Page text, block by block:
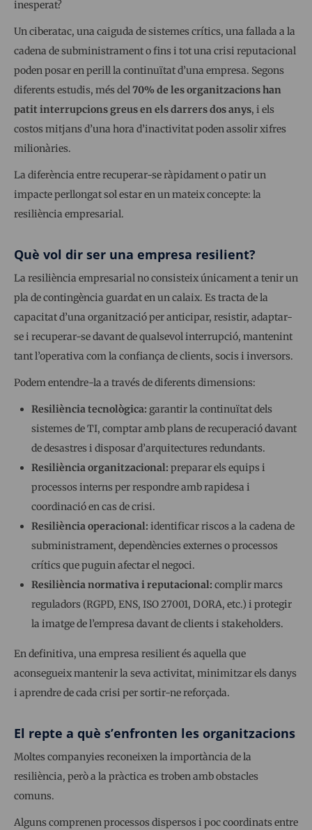
inesperat?
Un ciberatac, una caiguda de sistemes crítics, una fallada a la
cadena de subministrament o fins i tot una crisi reputacional
poden posar en perill la continuïtat d’una empresa. Segons
diferents estudis, més del70% de les organitzacions han
patit interrupcions greus en els darrers dos anys, i els
costos mitjans d’una hora d’inactivitat poden assolir xifres
milionàries.
La diferència entre recuperar-se ràpidament o patir un
impacte perllongat sol estar en un mateix concepte: la
resiliència empresarial.
Què vol dir ser una empresa resilient?
La resiliència empresarial no consisteix únicament a tenir un
pla de contingència guardat en un calaix. Es tracta de la
capacitat d’una organització per anticipar, resistir, adaptar-
se i recuperar-se davant de qualsevol interrupció, mantenint
tant l’operativa com la confiança de clients, socis i inversors.
Podem entendre-la a través de diferents dimensions:
Resiliència tecnològica: garantir la continuïtat dels
sistemes de TI, comptar amb plans de recuperació davant
de desastres i disposar d’arquitectures redundants.
Resiliència organitzacional: preparar els equips i
processos interns per respondre amb rapidesa i
coordinació en cas de crisi.
Resiliència operacional: identificar riscos a la cadena de
subministrament, dependències externes o processos
crítics que puguin afectar el negoci.
Resiliència normativa i reputacional: complir marcs
reguladors (RGPD, ENS, ISO 27001, DORA, etc.) i protegir
la imatge de l’empresa davant de clients i stakeholders.
En definitiva, una empresa resilient és aquella que
aconsegueix mantenir la seva activitat, minimitzar els danys
i aprendre de cada crisi per sortir-ne reforçada.
El repte a què s’enfronten les organitzacions
Moltes companyies reconeixen la importància de la
resiliència, però a la pràctica es troben amb obstacles
comuns.
Alguns comprenen processos dispersos i poc coordinats entre